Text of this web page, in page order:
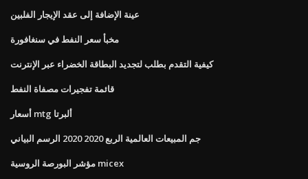
عينة الإضافة إلى عقد الإيجار الفلبين
مخبأ سعر النفط في سنغافورة
كيفية التقدم بطلب لتجديد البطاقة الخضراء عبر الإنترنت
قائمة تفجيرات مصفاة النفط
أسعار mtg ألبرتا
جم المبيعات العالمية الربع 2020 2020 الرسم البياني
مؤشر البورصة الروسية micex